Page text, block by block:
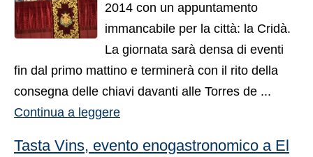
2014 con un appuntamento
immancabile per la città: la Cridà.
La giornata sarà densa di eventi
fin dal primo mattino e terminerà con il rito della
consegna delle chiavi davanti alle Torres de ...
Continua a leggere
Tasta Vins, evento enogastronomico a El